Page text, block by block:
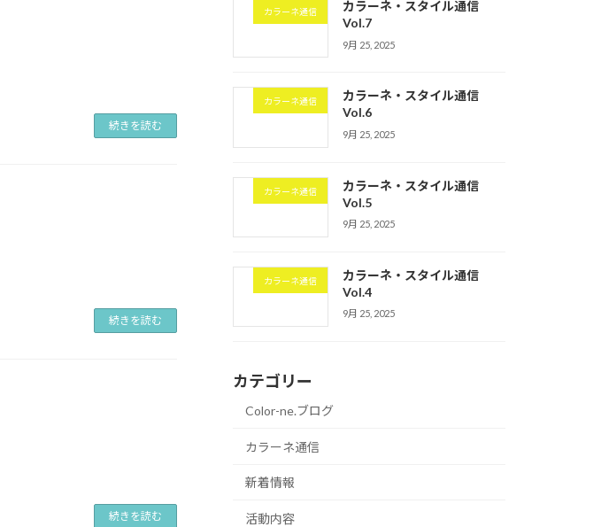
続きを読む
続きを読む
続きを読む
カラーネ通信
カラーネ・スタイル通信
Vol.7
9月 25, 2025
カラーネ通信
カラーネ・スタイル通信
Vol.6
9月 25, 2025
カラーネ通信
カラーネ・スタイル通信
Vol.5
9月 25, 2025
カラーネ通信
カラーネ・スタイル通信
Vol.4
9月 25, 2025
カテゴリー
Color-ne.ブログ
カラーネ通信
新着情報
活動内容